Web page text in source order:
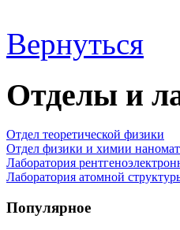
Вернуться
Отделы и
Отдел теоретической физики
Отдел физики и химии
Лаборатория
Лаборатория атомной
Популярное